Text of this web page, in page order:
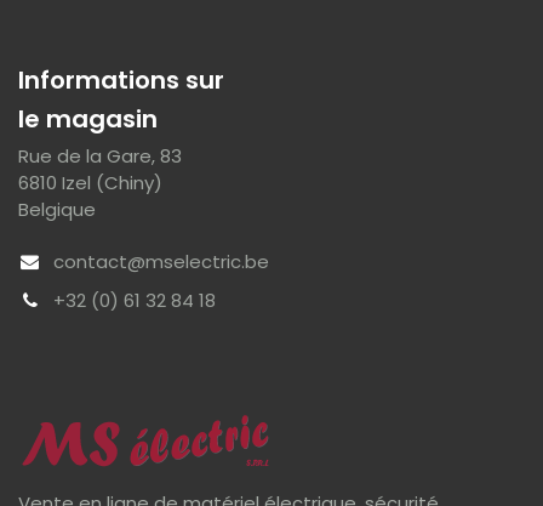
Informations sur
le magasin
Rue de la Gare, 83
6810 Izel (Chiny)
Belgique
contact@mselectric.be
+32 (0) 61 32 84 18